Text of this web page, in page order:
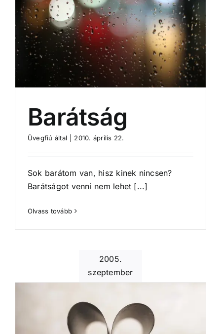
Barátság
Üvegfiú által 2010. április 22.
Sok barátom van, hisz kinek nincsen?
Barátságot venni nem lehet [...]
Olvass tovább
2005.
szeptember